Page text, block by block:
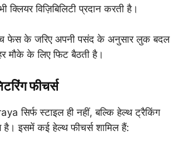
विज़िबिलिटी प्रदान करती है।
फेस के जरिए अपनी पसंद के अनुसार लुक बदल
मौके के लिए फिट बैठती है।
फीचर्स
सिर्फ स्टाइल ही नहीं, बल्कि हेल्थ ट्रैकिंग
है। इसमें कई हेल्थ फीचर्स शामिल हैं: